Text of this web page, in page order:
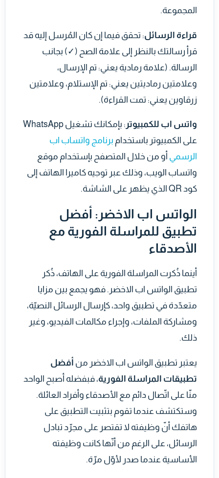
المجموعة.
قراءة الرسائل: تحقق فيما إن كان المُرسل إليه قد
قرأ رسالتك بالنظر إلى علامة الصح (✓) بجانب
الرسالة. (علامة رمادية يعني: تم الإرسال،
وعلامتين رماديتين يعني: تم الإستلام، وعلامتين
زرقاوين يعني: تمت القراءة).
واتس اب للكمبيوتر
: بإمكانك تشغيل WhatsApp
على الكمبيوتر باستخدام برنامج واتساب اب
الرسمي أو من خلال المتصفح بإستخدام موقع
واتساب الويب، وذلك عبر توجيه كاميرا الهاتف إلى
كود QR الذي يظهر على الشاشة.
الواتس اب الاخضر: أفضل
تطبيق للمراسلة الفورية مع
الأصدقاء
أينما ذُكرت المراسلة الفورية على الهاتف، ذُكر
تطبيق الواتس اب الاخضر. فهو يجمع بين مزايا
متعدّدة في تطبيق واحد، كإرسال الرسائل النصيّة،
ومشاركة الملفات، وإجراء مكالمات الفيديو، وغير
ذلك.
يعتبر تطبيق الواتس اب الاخضر من أفضل
تطبيقات المراسلة الفورية، فبفضله أصبح الواحد
منّا على اتّصال دائم مع الأصدقاء وأفراد العائلة.
وستكتشف عندما تقوم بتثبيت التطبيق على
هاتفك أنّ وظيفته لا تقتصر على مجرّد تبادل
الرسائل، على الرغم من أنّها كانت وظيفته
الأساسية عندما صدر لأوّل مرّة.